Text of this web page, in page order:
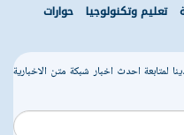
تعليم وتكنولوجيا حوارات
لمتابعة احدث اخبار شبكة متن الاخبارية